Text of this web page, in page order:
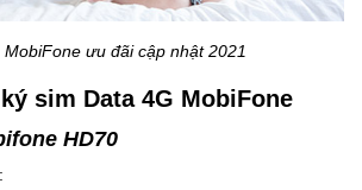
MobiFone ưu đãi cập nhật 2021
sim Data 4G MobiFone
HD70